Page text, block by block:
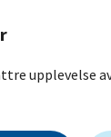
hämmare.
upplevelse